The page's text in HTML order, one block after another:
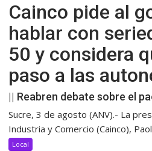
Cainco pide al
hablar con
50 y considera
paso a las
|| Reabren debate sobre el
Sucre, 3 de agosto (ANV).- La
Industria y Comercio (Cainco),
Local